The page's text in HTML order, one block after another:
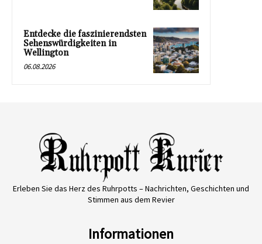
Entdecke die faszinierendsten
Sehenswürdigkeiten in
Wellington
06.08.2026
Erleben Sie das Herz des Ruhrpotts – Nachrichten, Geschichten und
Stimmen aus dem Revier
Informationen